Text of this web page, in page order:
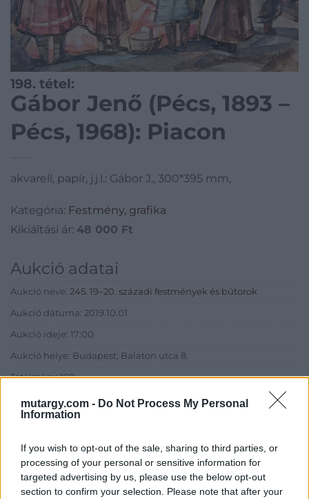
mutargy.com - Do Not Process My Personal
Information
If you wish to opt-out of the sale, sharing to third parties, or
processing of your personal or sensitive information for
targeted advertising by us, please use the below opt-out
section to confirm your selection. Please note that after your
198. tétel:
Gábor Jenő (Pécs, 1893 –
Pécs, 1968): Piacon
akvarell, papír, j.j.l.: Gábor J., 300*395 mm,
Kategória: Festmény, grafika
Kikiáltási ár: 48 000 Ft
Aukció adatai
Aukció neve: 245. 19–20. századi festmények és bútorok
Aukció dátuma: 2019.10.01
Aukció ideje: 17:00
Aukció helye: Budapest, Balaton utca 8.
Tételszám: 198
Eladó adatai
Eladó:
Nagyházi Galéria és
Aukciósház
Cím: Müller Márta
Nagyházi Galéria és Aukciósház